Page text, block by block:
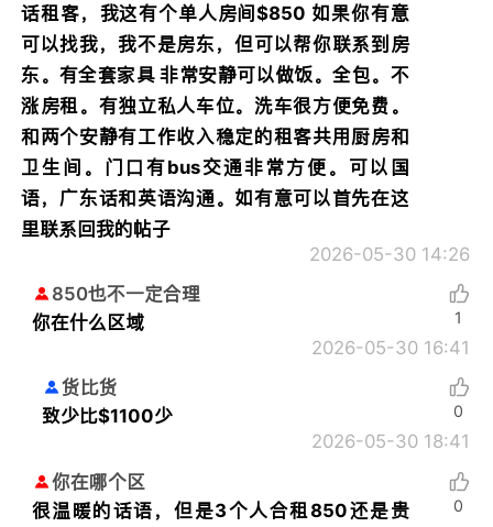
话租客，我这有个单人房间$850 如果你有意
可以找我，我不是房东，但可以帮你联系到房
东。有全套家具 非常安静可以做饭。全包。不
涨房租。有独立私人车位。洗车很方便免费。
和两个安静有工作收入稳定的租客共用厨房和
卫生间。门口有bus交通非常方便。可以国
语，广东话和英语沟通。如有意可以首先在这
里联系回我的帖子
2026-05-30 14:26
850也不一定合理
你在什么区域
2026-05-30 16:41
1
货比货
致少比$1100少
2026-05-30 18:41
0
你在哪个区
很温暖的话语，但是3个人合租850还是贵
0